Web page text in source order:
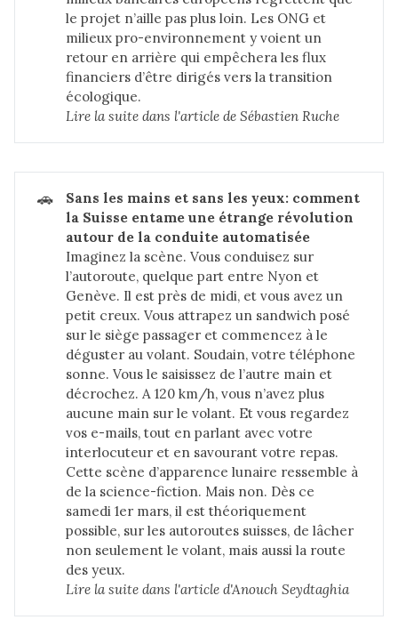
le projet n’aille pas plus loin. Les ONG et
milieux pro-environnement y voient un
retour en arrière qui empêchera les flux
financiers d’être dirigés vers la transition
écologique.
Lire la suite dans l'article de Sébastien Ruche
🚗
Sans les mains et sans les yeux: comment
la Suisse entame une étrange révolution
autour de la conduite automatisée
Imaginez la scène. Vous conduisez sur
l’autoroute, quelque part entre Nyon et
Genève. Il est près de midi, et vous avez un
petit creux. Vous attrapez un sandwich posé
sur le siège passager et commencez à le
déguster au volant. Soudain, votre téléphone
sonne. Vous le saisissez de l’autre main et
décrochez. A 120 km/h, vous n’avez plus
aucune main sur le volant. Et vous regardez
vos e-mails, tout en parlant avec votre
interlocuteur et en savourant votre repas.
Cette scène d’apparence lunaire ressemble à
de la science-fiction. Mais non. Dès ce
samedi 1er mars, il est théoriquement
possible, sur les autoroutes suisses, de lâcher
non seulement le volant, mais aussi la route
des yeux.
Lire la suite dans l'article d'Anouch Seydtaghia